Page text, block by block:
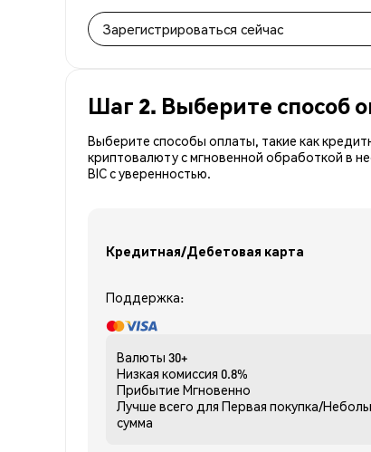
Зарегистрироваться сейчас
Шаг 2. Выберите способ
Выберите способы оплаты, такие как
криптовалюту с мгновенной обработкой в
BIC с уверенностью.
Кредитная/Дебетовая карта
Поддержка:
Валюты 30+
Низкая комиссия 0.8%
Прибытие Мгновенно
Лучше всего для Первая покупка/
сумма